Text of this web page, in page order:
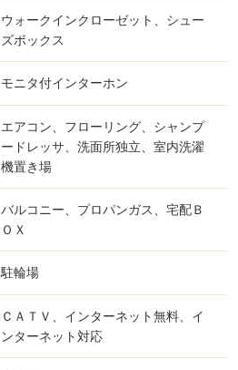
ウォークインクローゼット、シュー
ズボックス
モニタ付インターホン
エアコン、フローリング、シャンプ
ードレッサ、洗面所独立、室内洗濯
機置き場
バルコニー、プロパンガス、宅配Ｂ
ＯＸ
駐輪場
ＣＡＴＶ、インターネット無料、イ
ンターネット対応